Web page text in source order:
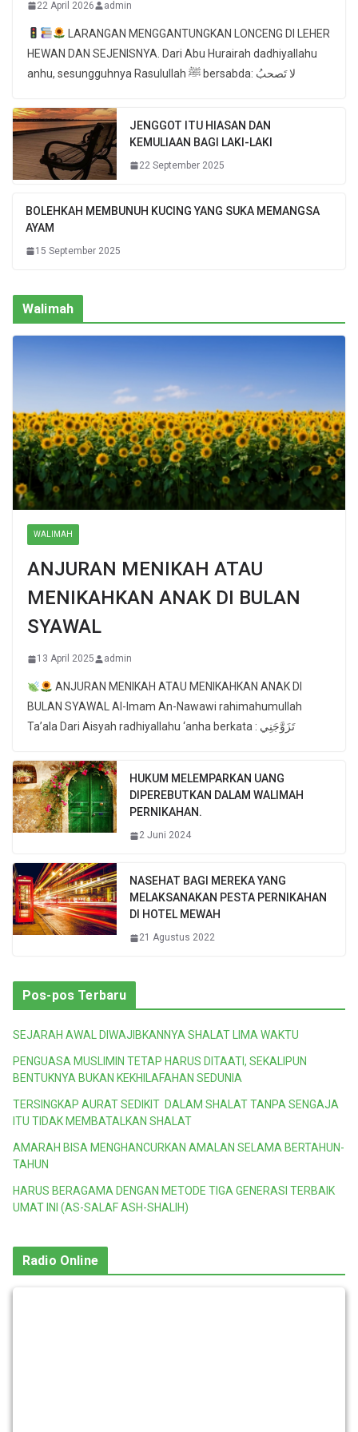
22 April 2026 admin
LARANGAN MENGGANTUNGKAN LONCENG DI LEHER
HEWAN DAN SEJENISNYA. Dari Abu Hurairah dadhiyallahu
anhu, sesungguhnya Rasulullah ﷺ bersabda: لا تَصحبُ
JENGGOT ITU HIASAN DAN
KEMULIAAN BAGI LAKI-LAKI
22 September 2025
BOLEHKAH MEMBUNUH KUCING YANG SUKA MEMANGSA
AYAM
15 September 2025
Walimah
WALIMAH
ANJURAN MENIKAH ATAU
MENIKAHKAN ANAK DI BULAN
SYAWAL
13 April 2025 admin
ANJURAN MENIKAH ATAU MENIKAHKAN ANAK DI
BULAN SYAWAL Al-Imam An-Nawawi rahimahumullah
Ta’ala Dari Aisyah radhiyallahu ‘anha berkata : تَزَوَّجَنِي
HUKUM MELEMPARKAN UANG
DIPEREBUTKAN DALAM WALIMAH
PERNIKAHAN.
2 Juni 2024
NASEHAT BAGI MEREKA YANG
MELAKSANAKAN PESTA PERNIKAHAN
DI HOTEL MEWAH
21 Agustus 2022
Pos-pos Terbaru
SEJARAH AWAL DIWAJIBKANNYA SHALAT LIMA WAKTU
PENGUASA MUSLIMIN TETAP HARUS DITAATI, SEKALIPUN
BENTUKNYA BUKAN KEKHILAFAHAN SEDUNIA
TERSINGKAP AURAT SEDIKIT DALAM SHALAT TANPA SENGAJA
ITU TIDAK MEMBATALKAN SHALAT
AMARAH BISA MENGHANCURKAN AMALAN SELAMA BERTAHUN-
TAHUN
HARUS BERAGAMA DENGAN METODE TIGA GENERASI TERBAIK
UMAT INI (AS-SALAF ASH-SHALIH)
Radio Online